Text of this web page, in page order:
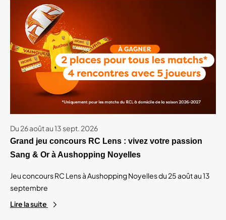
Du 26 août au 13 sept. 2026
Grand jeu concours RC Lens : vivez votre passion
Sang & Or à Aushopping Noyelles
Jeu concours RC Lens à Aushopping Noyelles du 25 août au 13
septembre
Lire la suite